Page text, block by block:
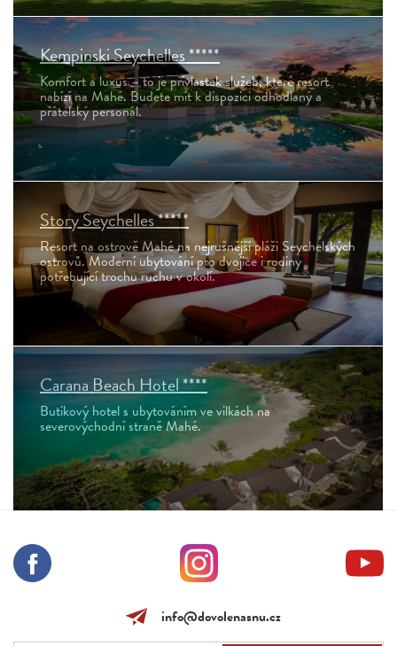
Kempinski Seychelles *****
Komfort a luxus – to je přívlastek služeb, které resort
nabízí na Mahé. Budete mít k dispozici odhodlaný a
přátelský personál.
Story Seychelles *****
Resort na ostrově Mahé na nejrušnější pláži Seychelských
ostrovů. Moderní ubytování pro dvojice i rodiny
potřebující trochu ruchu v okolí.
Carana Beach Hotel ****
Butikový hotel s ubytováním ve vilkách na
severovýchodní straně Mahé.
info@dovolenasnu.cz